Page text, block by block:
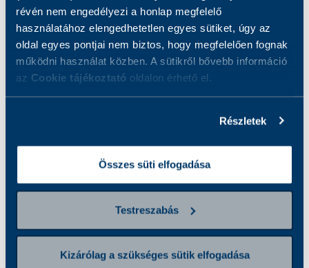
révén nem engedélyezi a honlap megfelelő
használatához elengedhetetlen egyes sütiket, úgy az
oldal egyes pontjai nem biztos, hogy megfelelően fognak
működni használat közben. A sütikről bővebb információ
az Cookie tájékoztató oldalon érhető el.
Részletek
Összes süti elfogadása
Testreszabás
Kizárólag a szükséges sütik elfogadása
Gyakori tünetek
Hogyan készüljön a vizsgálatra?
Eredmények
Csomagba tartozó vizsgálatok
Mit vizsgálunk?
a pajzsmirigy hormonok termélésének
szabályozásáért felelős TSH hormon